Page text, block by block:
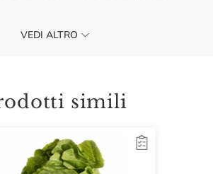
di pane, e goditi una vera e propria
VEDI ALTRO
simili